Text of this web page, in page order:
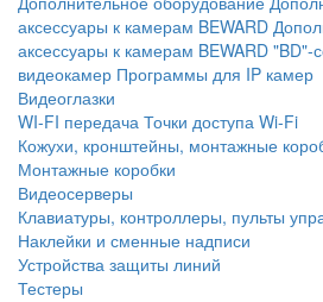
аксессуары к камерам BEWARD
аксессуары к камерам BEWARD "BD"-
видеокамер Программы для IP камер
Видеоглазки
WI-FI передача Точки доступа Wi-Fi
Кожухи, кронштейны, монтажные
Монтажные коробки
Видеосерверы
Клавиатуры, контроллеры, пульты
Наклейки и сменные надписи
Устройства защиты линий
Тестеры